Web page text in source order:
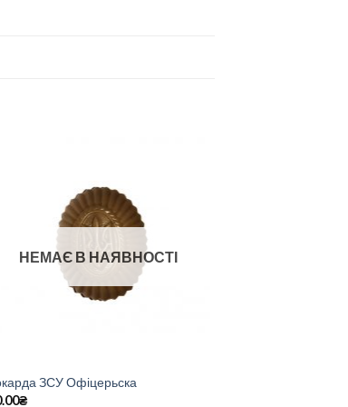
НЕМАЄ В НАЯВНОСТІ
ЗСУ Офіцерьска
₴